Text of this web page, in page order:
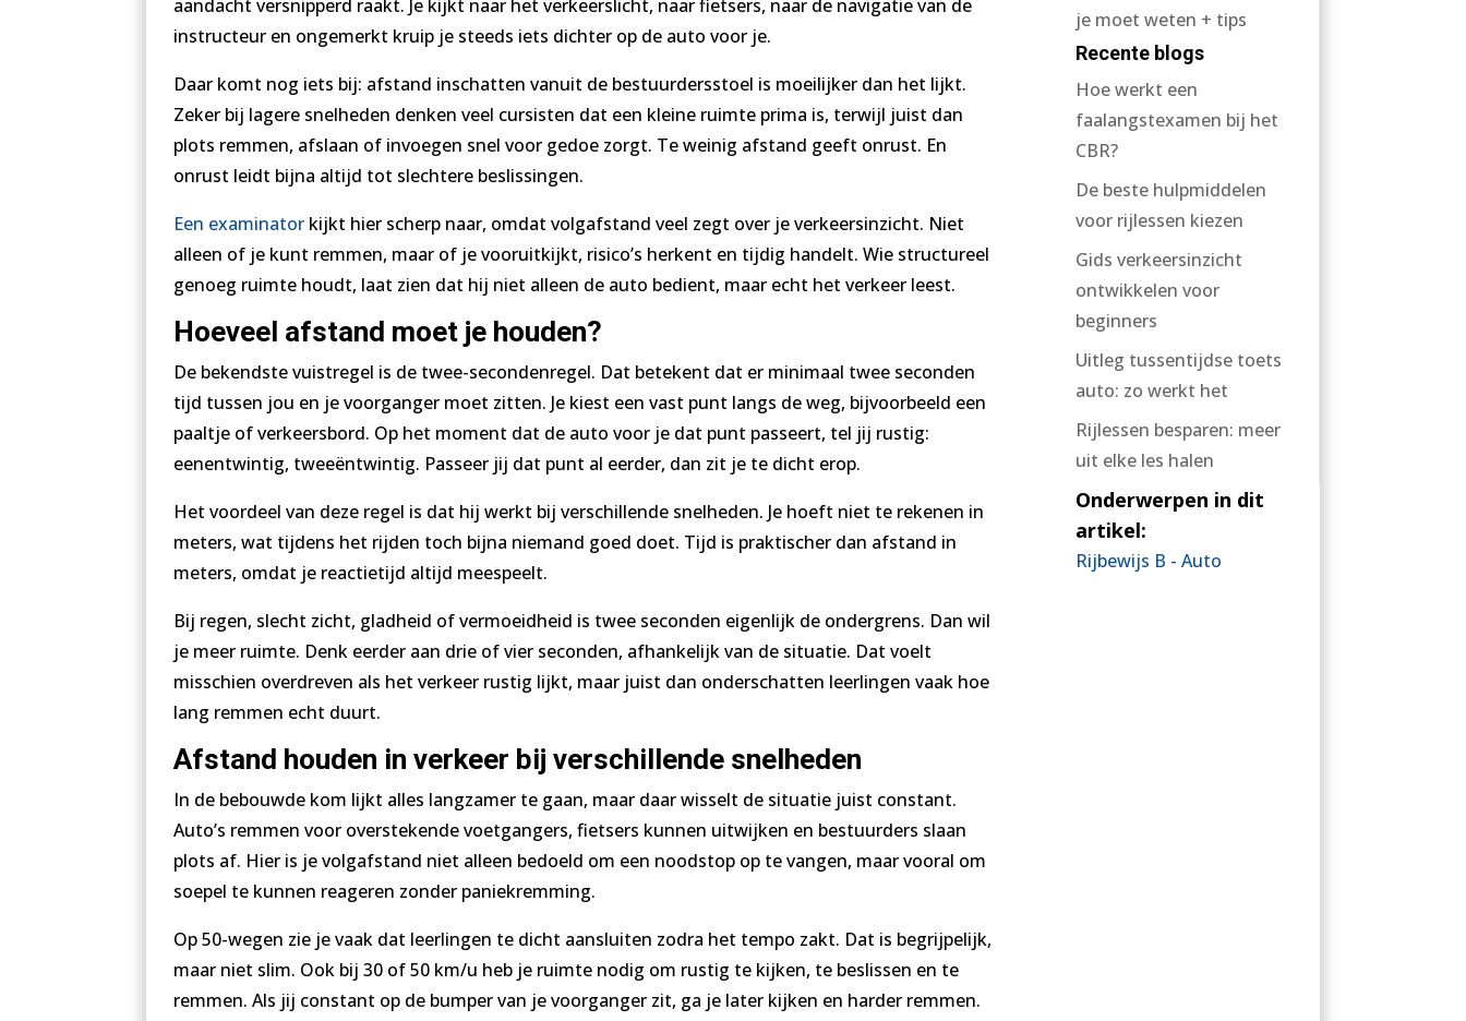
aandacht versnipperd raakt. Je kijkt naar het verkeerslicht, naar fietsers, naar de navigatie van de
instructeur en ongemerkt kruip je steeds iets dichter op de auto voor je.
Daar komt nog iets bij: afstand inschatten vanuit de bestuurdersstoel is moeilijker dan het lijkt.
Zeker bij lagere snelheden denken veel cursisten dat een kleine ruimte prima is, terwijl juist dan
plots remmen, afslaan of invoegen snel voor gedoe zorgt. Te weinig afstand geeft onrust. En
onrust leidt bijna altijd tot slechtere beslissingen.
Een examinator kijkt hier scherp naar, omdat volgafstand veel zegt over je verkeersinzicht. Niet
alleen of je kunt remmen, maar of je vooruitkijkt, risico’s herkent en tijdig handelt. Wie structureel
genoeg ruimte houdt, laat zien dat hij niet alleen de auto bedient, maar echt het verkeer leest.
Hoeveel afstand moet je houden?
De bekendste vuistregel is de twee-secondenregel. Dat betekent dat er minimaal twee seconden
tijd tussen jou en je voorganger moet zitten. Je kiest een vast punt langs de weg, bijvoorbeeld een
paaltje of verkeersbord. Op het moment dat de auto voor je dat punt passeert, tel jij rustig:
eenentwintig, tweeëntwintig. Passeer jij dat punt al eerder, dan zit je te dicht erop.
Het voordeel van deze regel is dat hij werkt bij verschillende snelheden. Je hoeft niet te rekenen in
meters, wat tijdens het rijden toch bijna niemand goed doet. Tijd is praktischer dan afstand in
meters, omdat je reactietijd altijd meespeelt.
Bij regen, slecht zicht, gladheid of vermoeidheid is twee seconden eigenlijk de ondergrens. Dan wil
je meer ruimte. Denk eerder aan drie of vier seconden, afhankelijk van de situatie. Dat voelt
misschien overdreven als het verkeer rustig lijkt, maar juist dan onderschatten leerlingen vaak hoe
lang remmen echt duurt.
Afstand houden in verkeer bij verschillende snelheden
In de bebouwde kom lijkt alles langzamer te gaan, maar daar wisselt de situatie juist constant.
Auto’s remmen voor overstekende voetgangers, fietsers kunnen uitwijken en bestuurders slaan
plots af. Hier is je volgafstand niet alleen bedoeld om een noodstop op te vangen, maar vooral om
soepel te kunnen reageren zonder paniekremming.
Op 50-wegen zie je vaak dat leerlingen te dicht aansluiten zodra het tempo zakt. Dat is begrijpelijk,
maar niet slim. Ook bij 30 of 50 km/u heb je ruimte nodig om rustig te kijken, te beslissen en te
remmen. Als jij constant op de bumper van je voorganger zit, ga je later kijken en harder remmen.
je moet weten + tips
Recente blogs
Hoe werkt een
faalangstexamen bij het
CBR?
De beste hulpmiddelen
voor rijlessen kiezen
Gids verkeersinzicht
ontwikkelen voor
beginners
Uitleg tussentijdse toets
auto: zo werkt het
Rijlessen besparen: meer
uit elke les halen
Onderwerpen in dit
artikel:
Rijbewijs B - Auto